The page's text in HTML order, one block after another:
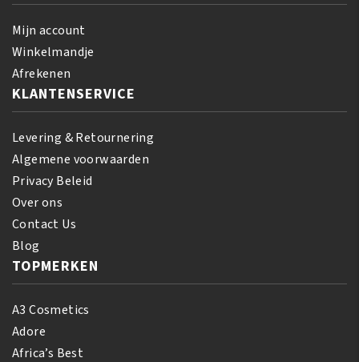
Texturizing
Mijn account
Winkelmandje
Afrekenen
KLANTENSERVICE
Levering & Retournering
Algemene voorwaarden
Privacy Beleid
Over ons
Contact Us
Blog
TOPMERKEN
A3 Cosmetics
Adore
Africa’s Best